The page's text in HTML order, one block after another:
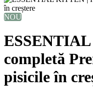
NOU
completă
pisicile în